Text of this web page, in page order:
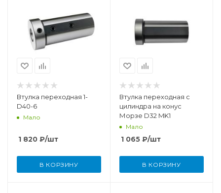
Втулка переходная 1-
D40-6
Мало
1 820 ₽/шт
В КОРЗИНУ
Втулка переходная с
цилиндра на конус
Морзе D32 MK1
Мало
1 065 ₽/шт
В КОРЗИНУ